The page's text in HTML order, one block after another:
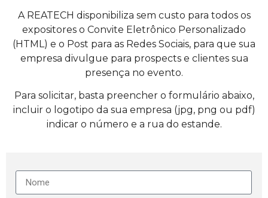
A REATECH disponibiliza sem custo para todos os
expositores o Convite Eletrônico Personalizado
(HTML) e o Post para as Redes Sociais, para que sua
empresa divulgue para prospects e clientes sua
presença no evento.
Para solicitar, basta preencher o formulário abaixo,
incluir o logotipo da sua empresa (jpg, png ou pdf)
indicar o número e a rua do estande.